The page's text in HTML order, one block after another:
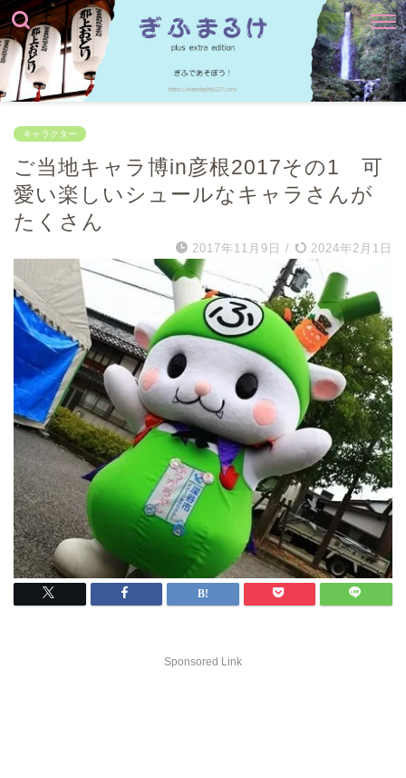
キャラクター
ご当地キャラ博in彦根2017その1 可
愛い楽しいシュールなキャラさんが
たくさん
2017年11月9日 / 2024年2月1日
Sponsored Link